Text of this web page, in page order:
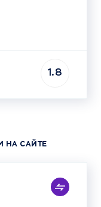
1.8
НА САЙТЕ